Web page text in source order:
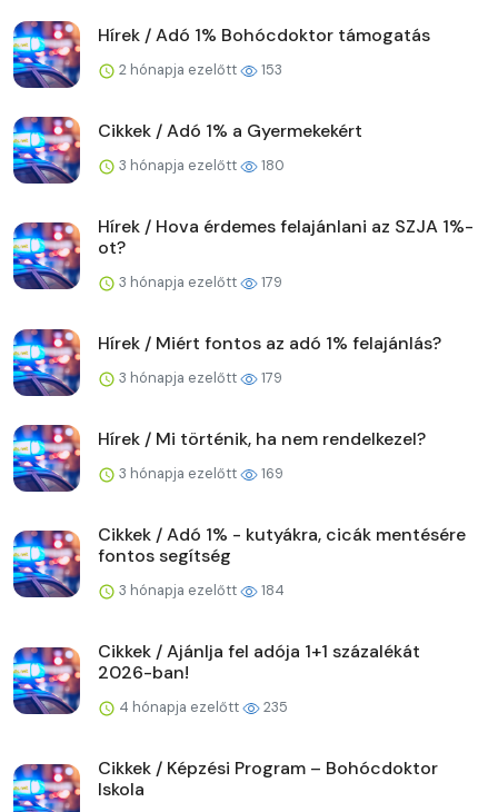
Hírek / Adó 1% Bohócdoktor támogatás
2 hónapja ezelőtt 153
Cikkek / Adó 1% a Gyermekekért
3 hónapja ezelőtt 180
Hírek / Hova érdemes felajánlani az SZJA 1%-
ot?
3 hónapja ezelőtt 179
Hírek / Miért fontos az adó 1% felajánlás?
3 hónapja ezelőtt 179
Hírek / Mi történik, ha nem rendelkezel?
3 hónapja ezelőtt 169
Cikkek / Adó 1% - kutyákra, cicák mentésére
fontos segítség
3 hónapja ezelőtt 184
Cikkek / Ajánlja fel adója 1+1 százalékát
2026-ban!
4 hónapja ezelőtt 235
Cikkek / Képzési Program – Bohócdoktor
Iskola